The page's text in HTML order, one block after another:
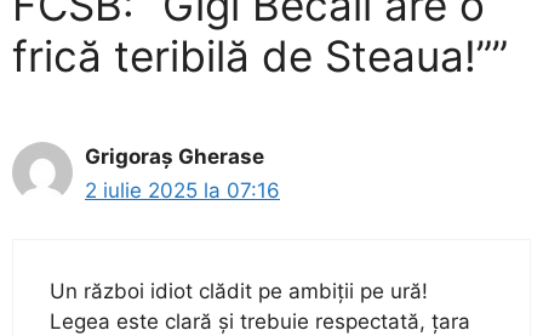
frică teribilă de Steaua!””
Grigoraș Gherase
2 iulie 2025 la 07:16
Un război idiot clădit pe ambiții pe ură!
Legea este clară și trebuie respectată, țara